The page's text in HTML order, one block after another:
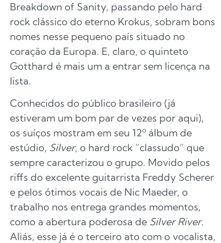
Breakdown of Sanity, passando pelo hard
rock clássico do eterno Krokus, sobram bons
nomes nesse pequeno país situado no
coração da Europa. E, claro, o quinteto
Gotthard é mais um a entrar sem licença na
lista.
Conhecidos do público brasileiro (já
estiveram um bom par de vezes por aqui),
os suíços mostram em seu 12º álbum de
estúdio, Silver, o hard rock “classudo” que
sempre caracterizou o grupo. Movido pelos
riffs do excelente guitarrista Freddy Scherer
e pelos ótimos vocais de Nic Maeder, o
trabalho nos entrega grandes momentos,
como a abertura poderosa de Silver River.
Aliás, esse já é o terceiro ato com o vocalista,